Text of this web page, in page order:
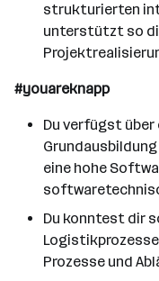
strukturierten
unterstützt so
#youareknapp
Du verfügst
eine hohe
Du konntest dir
Prozesse und